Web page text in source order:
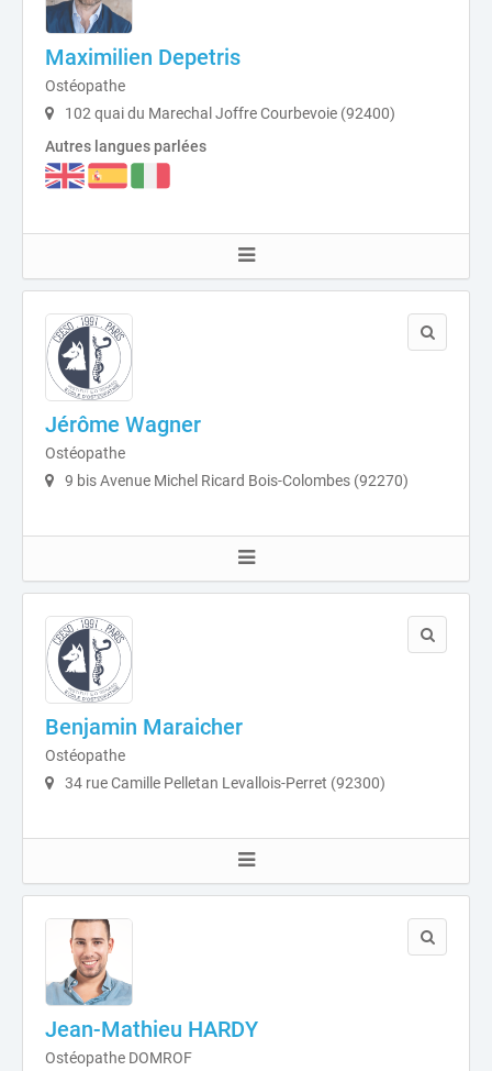
Maximilien Depetris
Ostéopathe
102 quai du Marechal Joffre Courbevoie (92400)
Autres langues parlées
Jérôme Wagner
Ostéopathe
9 bis Avenue Michel Ricard Bois-Colombes (92270)
Benjamin Maraicher
Ostéopathe
34 rue Camille Pelletan Levallois-Perret (92300)
Jean-Mathieu HARDY
Ostéopathe DOMROF